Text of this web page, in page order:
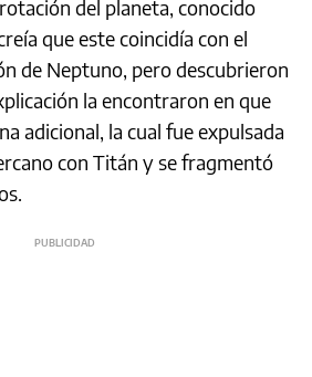
del planeta, conocido
que este coincidía con el
de Neptuno, pero descubrieron
la encontraron en que
adicional, la cual fue expulsada
con Titán y se fragmentó